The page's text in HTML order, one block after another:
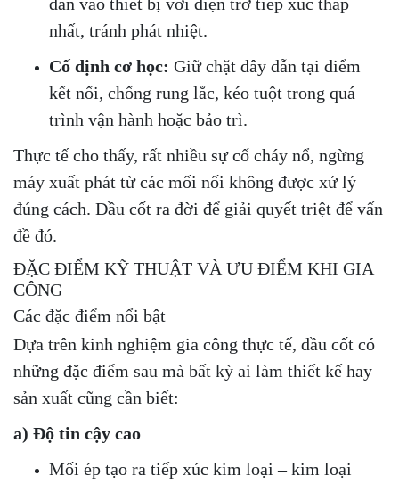
nhất, tránh phát nhiệt.
Cố định cơ học: Giữ chặt dây dẫn tại điểm
kết nối, chống rung lắc, kéo tuột trong quá
trình vận hành hoặc bảo trì.
Thực tế cho thấy, rất nhiều sự cố cháy nổ, ngừng
máy xuất phát từ các mối nối không được xử lý
đúng cách. Đầu cốt ra đời để giải quyết triệt để vấn
đề đó.
ĐẶC ĐIỂM KỸ THUẬT VÀ ƯU ĐIỂM KHI GIA
CÔNG
Các đặc điểm nổi bật
Dựa trên kinh nghiệm gia công thực tế, đầu cốt có
những đặc điểm sau mà bất kỳ ai làm thiết kế hay
sản xuất cũng cần biết:
a) Độ tin cậy cao
Mối ép tạo ra tiếp xúc kim loại – kim loại